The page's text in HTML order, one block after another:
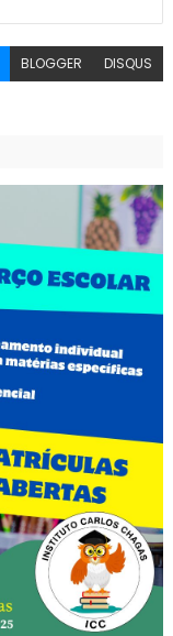
BLOGGER DISQUS